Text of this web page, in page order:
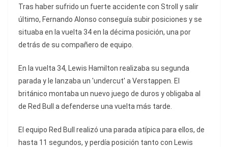
Tras haber sufrido un fuerte accidente con Stroll y salir
último, Fernando Alonso conseguía subir posiciones y se
situaba en la vuelta 34 en la décima posición, una por
detrás de su compañero de equipo.
En la vuelta 34, Lewis Hamilton realizaba su segunda
parada y le lanzaba un 'undercut' a Verstappen. El
británico montaba un nuevo juego de duros y obligaba al
de Red Bull a defenderse una vuelta más tarde.
El equipo Red Bull realizó una parada atípica para ellos, de
hasta 11 segundos, y perdía posición tanto con Lewis